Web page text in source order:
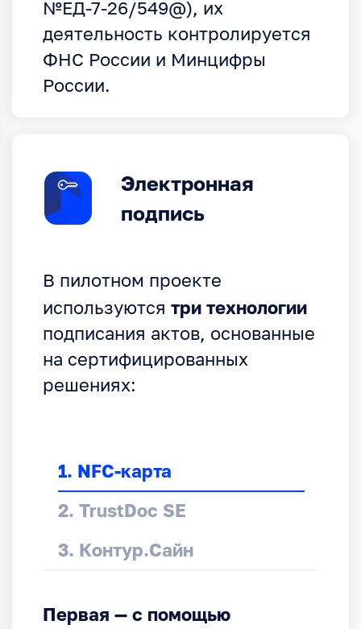
№ЕД-7-26/549@), их
деятельность контролируется
ФНС России и Минцифры
России.
Электронная
подпись
В пилотном проекте
используютсятри технологии
подписания актов, основанные
на сертифицированных
решениях:
1. NFC-карта
2. TrustDoc SE
3. Контур.Сайн
Первая — с помощью